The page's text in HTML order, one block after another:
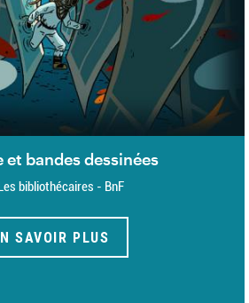
et bandes dessinées
bibliothécaires - BnF
SAVOIR PLUS